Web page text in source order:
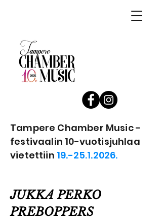
Tampere Chamber Music -
festivaalin 10-vuotisjuhlaa
vietettiin 19.-25.1.2026.
JUKKA PERKO
PREBOPPERS